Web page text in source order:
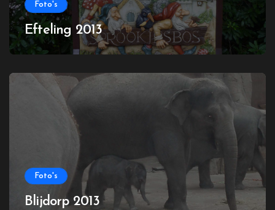
Foto's
Efteling 2013
Foto's
Blijdorp 2013